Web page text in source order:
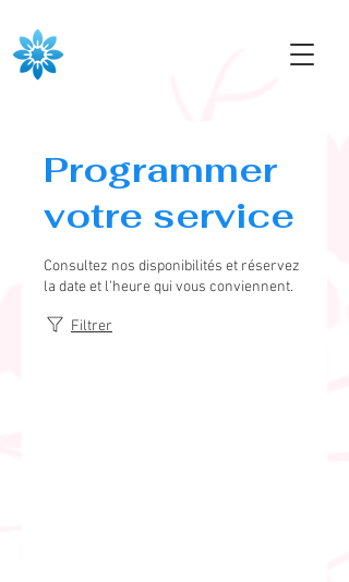
Programmer
votre service
Consultez nos disponibilités et réservez
la date et l'heure qui vous conviennent.
Filtrer